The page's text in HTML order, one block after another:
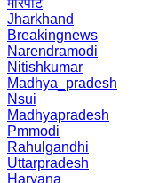
मारपीट
Jharkhand
Breakingnews
Narendramodi
Nitishkumar
Madhya_pradesh
Nsui
Madhyapradesh
Pmmodi
Rahulgandhi
Uttarpradesh
Haryana